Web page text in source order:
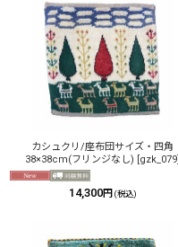
カシュクリ/座布団サイズ・四角
38×38cm(フリンジなし)
gzk_079
14,300円 (税込)